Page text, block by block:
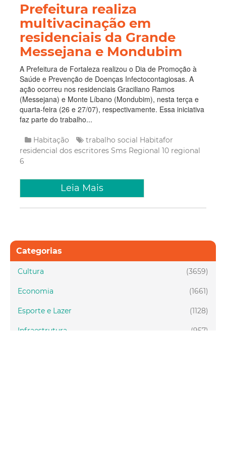
Prefeitura realiza
multivacinação em
residenciais da Grande
Messejana e Mondubim
A Prefeitura de Fortaleza realizou o Dia de Promoção à
Saúde e Prevenção de Doenças Infectocontagiosas. A
ação ocorreu nos residenciais Graciliano Ramos
(Messejana) e Monte Líbano (Mondubim), nesta terça e
quarta-feira (26 e 27/07), respectivamente. Essa iniciativa
faz parte do trabalho...
Habitação trabalho social Habitafor
residencial dos escritores Sms Regional 10 regional
6
Leia Mais
Categorias
(3659)
Cultura
(1661)
Economia
(1128)
Esporte e Lazer
(957)
Infraestrutura